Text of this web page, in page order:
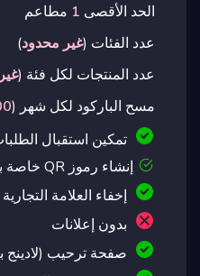
الحد الأقصى 1 مطاعم
عدد الفئات (غير محدود)
عدد المنتجات لكل فئة (
مسح الباركود لكل شهر (
تمكين استقبال
إنشاء رموز QR خاصة بالطاولة.
إخفاء العلامة التجارية PSMenu
بدون إعلانات
صفحة ترحيب (لادينج